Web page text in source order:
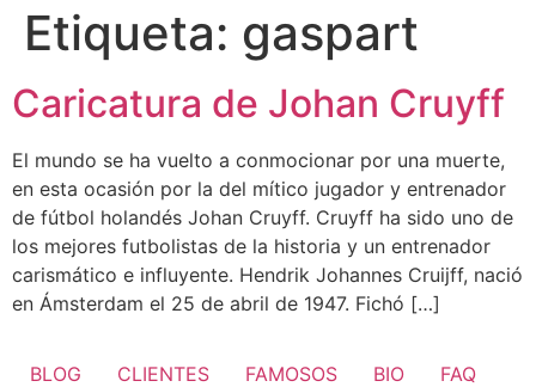
Etiqueta: gaspart
Caricatura de Johan Cruyff
El mundo se ha vuelto a conmocionar por una muerte,
en esta ocasión por la del mítico jugador y entrenador
de fútbol holandés Johan Cruyff. Cruyff ha sido uno de
los mejores futbolistas de la historia y un entrenador
carismático e influyente. Hendrik Johannes Cruijff, nació
en Ámsterdam el 25 de abril de 1947. Fichó […]
BLOG CLIENTES FAMOSOS BIO FAQ